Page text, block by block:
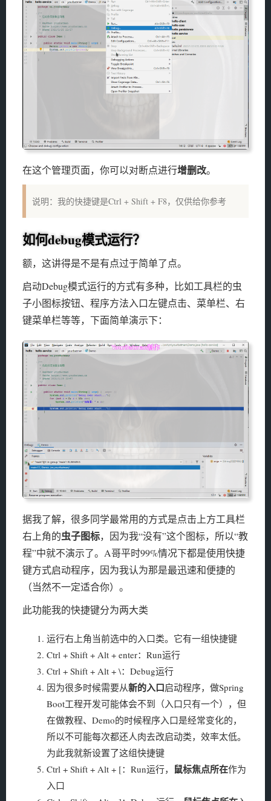
在这个管理页面，你可以对断点进行增删改。
说明：我的快捷键是Ctrl + Shift + F8，仅供给你参考
如何debug模式运行？
额，这讲得是不是有点过于简单了点。
启动Debug模式运行的方式有多种，比如工具栏的虫
子小图标按钮、程序方法入口左键点击、菜单栏、右
键菜单栏等等，下面简单演示下：
据我了解，很多同学最常用的方式是点击上方工具栏
右上角的虫子图标，因为我“没有”这个图标，所以“教
程”中就不演示了。A哥平时99%情况下都是使用快捷
键方式启动程序，因为我认为那是最迅速和便捷的
（当然不一定适合你）。
此功能我的快捷键分为两大类
运行右上角当前选中的入口类。它有一组快捷键
Ctrl + Shift + Alt + enter：Run运行
Ctrl + Shift + Alt + \：Debug运行
因为很多时候需要从新的入口启动程序，做Spring
Boot工程开发可能体会不到（入口只有一个），但
在做教程、Demo的时候程序入口是经常变化的，
所以不可能每次都还人肉去改启动类，效率太低。
为此我就新设置了这组快捷键
Ctrl + Shift + Alt + [：Run运行， 鼠标焦点所在作为
入口